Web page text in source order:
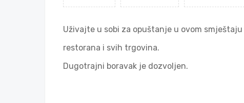
Uživajte u sobi za opuštanje u ovom
restorana i svih trgovina.
Dugotrajni boravak je dozvoljen.